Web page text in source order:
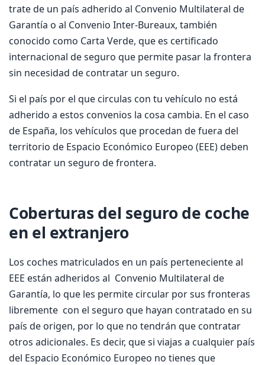
trate de un país adherido al Convenio Multilateral de
Garantía o al Convenio Inter-Bureaux, también
conocido como Carta Verde, que es certificado
internacional de seguro que permite pasar la frontera
sin necesidad de contratar un seguro.
Si el país por el que circulas con tu vehículo no está
adherido a estos convenios la cosa cambia. En el caso
de España, los vehículos que procedan de fuera del
territorio de Espacio Económico Europeo (EEE) deben
contratar un seguro de frontera.
Coberturas del seguro de coche
en el extranjero
Los coches matriculados en un país perteneciente al
EEE están adheridos al Convenio Multilateral de
Garantía, lo que les permite circular por sus fronteras
libremente con el seguro que hayan contratado en su
país de origen, por lo que no tendrán que contratar
otros adicionales. Es decir, que si viajas a cualquier país
del Espacio Económico Europeo no tienes que